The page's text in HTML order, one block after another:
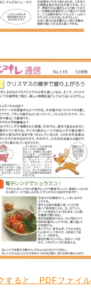
すると、PDFファイ